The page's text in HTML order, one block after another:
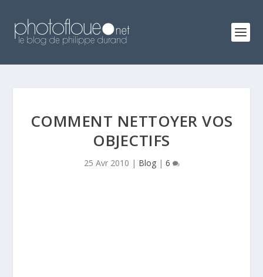
COMMENT NETTOYER VOS
OBJECTIFS
25 Avr 2010 | Blog| 6